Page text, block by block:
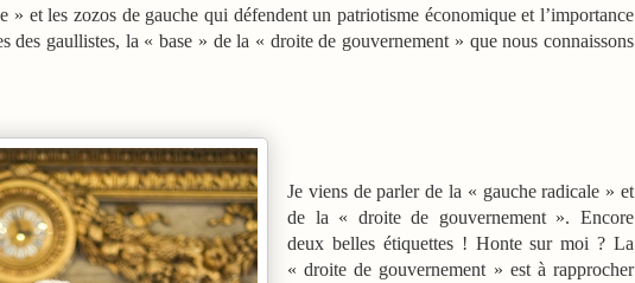
» et les zozos de gauche qui défendent un patriotisme économique et l’importance
des gaullistes, la « base » de la « droite de gouvernement » que nous connaissons
Je viens de parler de la « gauche radicale » et
de la « droite de gouvernement ». Encore
deux belles étiquettes ! Honte sur moi ? La
« droite de gouvernement » est à rapprocher